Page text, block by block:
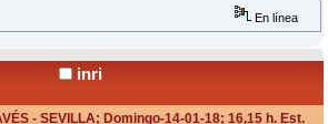
En línea
inri
- SEVILLA; Domingo-14-01-18; 16,15 h. Est.